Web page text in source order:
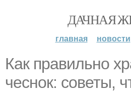
ДАЧНАЯ
главная новости
Как правильно
чеснок: советы,